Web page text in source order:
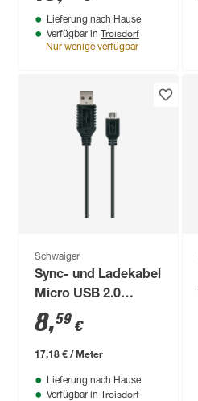
Lieferung nach Hause
Verfügbar in Troisdorf
Nur wenige verfügbar
Schwaiger
Sync- und Ladekabel
Micro USB 2.0
B/USB 2.0 A, 50 cm
8,59 €
17,18 € / Meter
Lieferung nach Hause
Verfügbar in Troisdorf